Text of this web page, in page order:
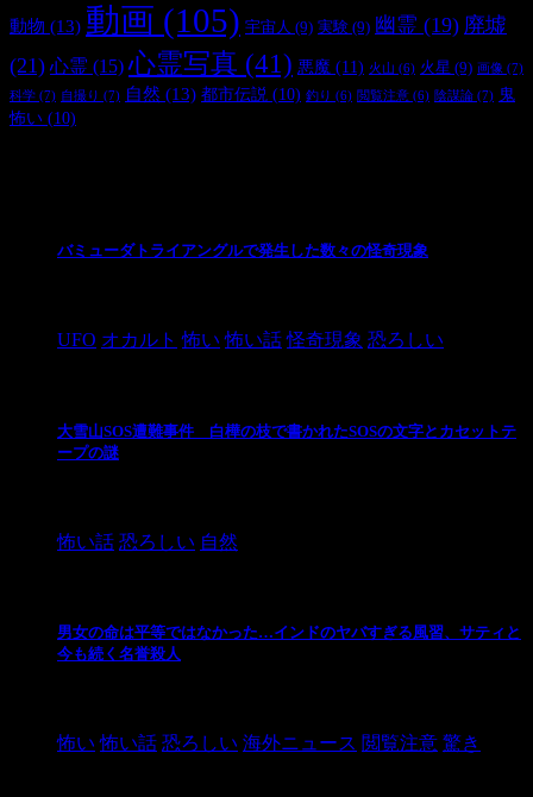
動物 (13) 動画 (105) 宇宙人 (9) 実験 (9) 幽霊 (19) 廃墟
(21) 心霊 (15) 心霊写真 (41) 悪魔 (11) 火山 (6) 火星 (9) 画像 (7)
科学 (7) 自撮り (7) 自然 (13) 都市伝説 (10) 釣り (6) 閲覧注意 (6) 陰謀論 (7) 鬼
怖い (10)
バミューダトライアングルで発生した数々の怪奇現象
UFO オカルト 怖い 怖い話 怪奇現象 恐ろしい
大雪山SOS遭難事件 白樺の枝で書かれたSOSの文字とカセットテ
ープの謎
怖い話 恐ろしい 自然
男女の命は平等ではなかった…インドのヤバすぎる風習、サティと
今も続く名誉殺人
怖い 怖い話 恐ろしい 海外ニュース 閲覧注意 驚き